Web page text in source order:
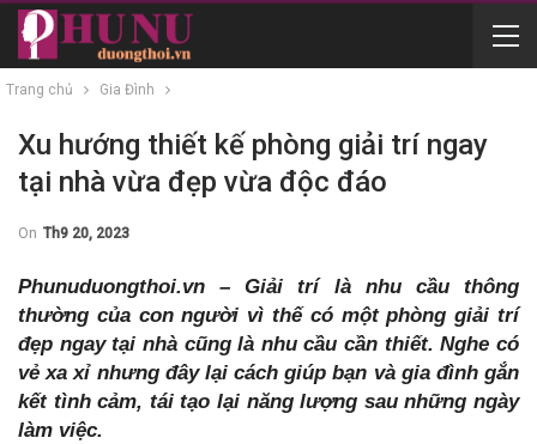
Trang chủ Gia Đình
Xu hướng thiết kế phòng giải trí ngay
tại nhà vừa đẹp vừa độc đáo
On Th9 20, 2023
Phunuduongthoi.vn – Giải trí là nhu cầu thông
thường của con người vì thế có một phòng giải trí
đẹp ngay tại nhà cũng là nhu cầu cần thiết. Nghe có
vẻ xa xỉ nhưng đây lại cách giúp bạn và gia đình gắn
kết tình cảm, tái tạo lại năng lượng sau những ngày
làm việc.